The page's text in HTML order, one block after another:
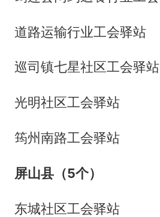
道路运输行业工会驿站
巡司镇七星社区工会驿站
光明社区工会驿站
筠州南路工会驿站
屏山县（5个）
东城社区工会驿站